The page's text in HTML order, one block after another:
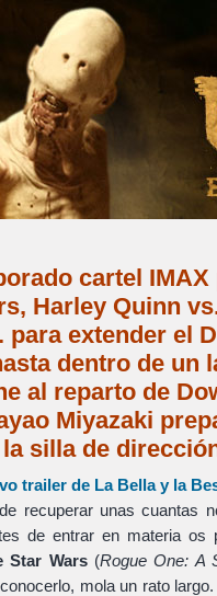
cartel IMAX
Harley Quinn
extender el
dentro de un
al reparto de
Miyazaki
silla de
trailer de La Bella y la
recuperar unas cuantas
de entrar en materia os
Star Wars(Rogue One: A
mola un rato